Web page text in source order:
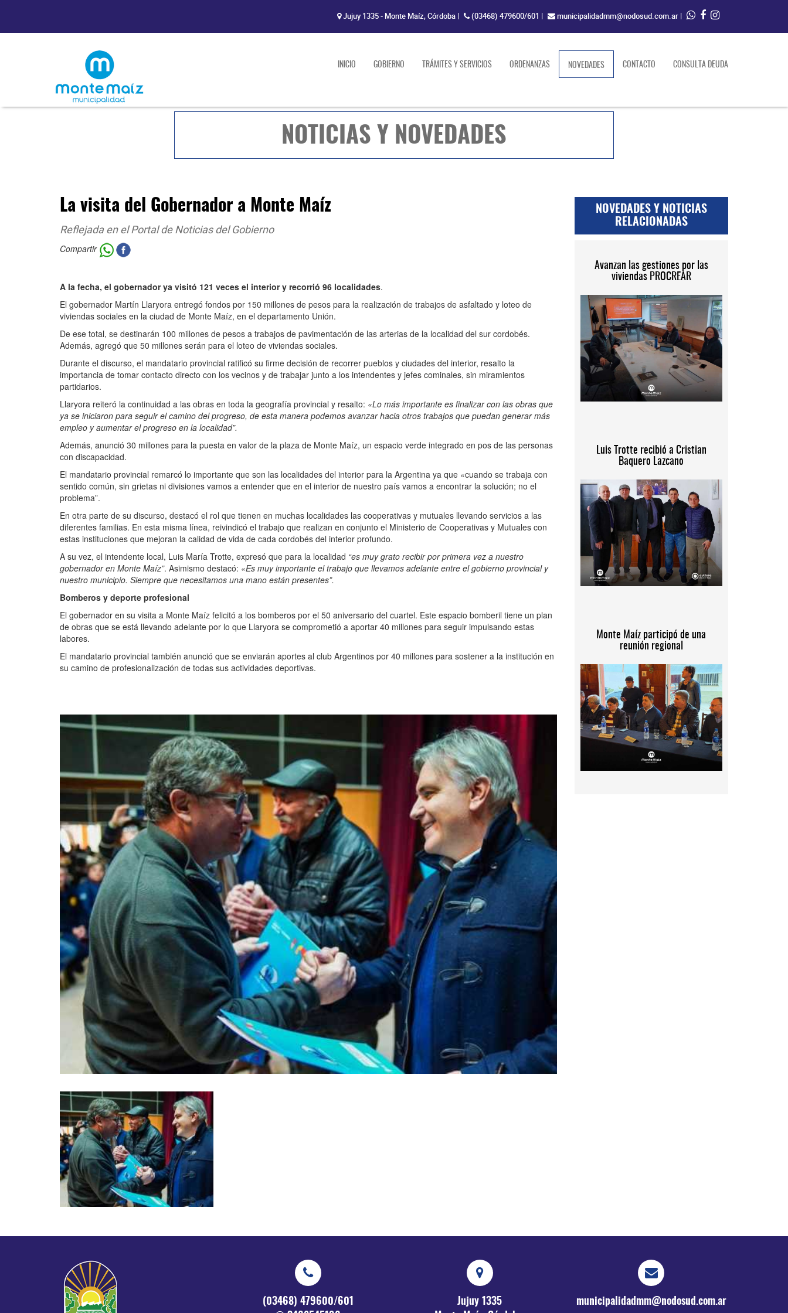
Jujuy 1335 - Monte Maíz, Córdoba | (03468) 479600/601 | municipalidadmm@nodosud.com.ar |
INICIO GOBIERNO TRÁMITES Y SERVICIOS ORDENANZAS NOVEDADES(current)CONTACTO CONSULTA DEUDA
NOTICIAS Y NOVEDADES
La visita del Gobernador a Monte Maíz
Reflejada en el Portal de Noticias del Gobierno
Compartir
A la fecha, el gobernador ya visitó 121 veces el interior y recorrió 96 localidades.
El gobernador Martín Llaryora entregó fondos por 150 millones de pesos para la realización de trabajos de asfaltado y loteo de
viviendas sociales en la ciudad de Monte Maíz, en el departamento Unión.
De ese total, se destinarán 100 millones de pesos a trabajos de pavimentación de las arterias de la localidad del sur cordobés.
Además, agregó que 50 millones serán para el loteo de viviendas sociales.
Durante el discurso, el mandatario provincial ratificó su firme decisión de recorrer pueblos y ciudades del interior, resalto la
importancia de tomar contacto directo con los vecinos y de trabajar junto a los intendentes y jefes cominales, sin miramientos
partidarios.
Llaryora reiteró la continuidad a las obras en toda la geografía provincial y resalto: «Lo más importante es finalizar con las obras que
ya se iniciaron para seguir el camino del progreso, de esta manera podemos avanzar hacia otros trabajos que puedan generar más
empleo y aumentar el progreso en la localidad”.
Además, anunció 30 millones para la puesta en valor de la plaza de Monte Maíz, un espacio verde integrado en pos de las personas
con discapacidad.
El mandatario provincial remarcó lo importante que son las localidades del interior para la Argentina ya que «cuando se trabaja con
sentido común, sin grietas ni divisiones vamos a entender que en el interior de nuestro país vamos a encontrar la solución; no el
problema”.
En otra parte de su discurso, destacó el rol que tienen en muchas localidades las cooperativas y mutuales llevando servicios a las
diferentes familias. En esta misma línea, reivindicó el trabajo que realizan en conjunto el Ministerio de Cooperativas y Mutuales con
estas instituciones que mejoran la calidad de vida de cada cordobés del interior profundo.
A su vez, el intendente local, Luis María Trotte, expresó que para la localidad “es muy grato recibir por primera vez a nuestro
gobernador en Monte Maíz”. Asimismo destacó: «Es muy importante el trabajo que llevamos adelante entre el gobierno provincial y
nuestro municipio. Siempre que necesitamos una mano están presentes”.
Bomberos y deporte profesional
El gobernador en su visita a Monte Maíz felicitó a los bomberos por el 50 aniversario del cuartel. Este espacio bomberil tiene un plan
de obras que se está llevando adelante por lo que Llaryora se comprometió a aportar 40 millones para seguir impulsando estas
labores.
El mandatario provincial también anunció que se enviarán aportes al club Argentinos por 40 millones para sostener a la institución en
su camino de profesionalización de todas sus actividades deportivas.
NOVEDADES Y NOTICIAS
RELACIONADAS
Avanzan las gestiones por las
viviendas PROCREAR
Luis Trotte recibió a Cristian
Baquero Lazcano
Monte Maíz participó de una
reunión regional
(03468) 479600/601
Jujuy 1335
municipalidadmm@nodosud.com.ar